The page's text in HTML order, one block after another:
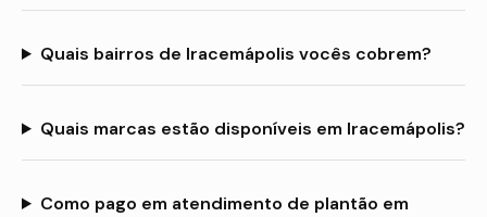
Quais bairros de Iracemápolis vocês cobrem?
Quais marcas estão disponíveis em Iracemápolis?
Como pago em atendimento de plantão em